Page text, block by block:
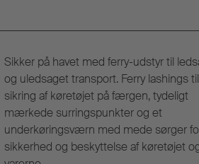
Sikker på havet med ferry-udstyr til
og uledsaget transport. Ferry lashings til
sikring af køretøjet på færgen, tydeligt
mærkede surringspunkter og et
underkøringsværn med mede sørger
sikkerhed og beskyttelse af køretøjet